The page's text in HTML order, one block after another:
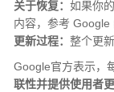
关于恢复： 如果你
内容，参考 Google
更新过程： 整个更
Google官方表示，
联性并提供使用者